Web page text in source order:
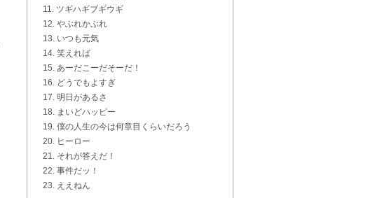
11. ツギハギブギウギ
12. やぶれかぶれ
13. いつも元気
14. 笑えれば
15. あーだこーだそーだ！
16. どうでもよすぎ
17. 明日があるさ
18. まいどハッピー
19. 僕の人生の今は何章目くらいだろう
20. ヒーロー
21. それが答えだ！
22. 事件だッ！
23. ええねん